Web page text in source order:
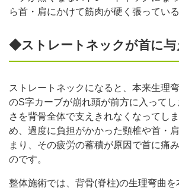
ら首・肩にかけて筋肉が硬く張っている
◆ストレートネックが首に与
ストレートネックになると、本来生理
のS字カーブが崩れ頭が前方に入って
さを背骨全体で支えきれなくなってし
め、過度に負担がかかった頸椎や首・
まり、その疲労の蓄積が原因で首に痛
のです。
整体施術では、背骨(脊柱)の生理弯曲